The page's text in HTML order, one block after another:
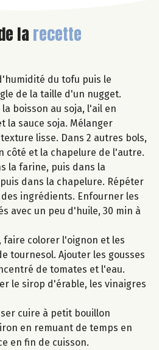
larecette
du tofu puis le
de la taille d'un nugget.
boisson au soja, l'ail en
la sauce soja. Mélanger
lisse. Dans 2 autres bols,
côté et la chapelure de l'autre.
la farine, puis dans la
dans la chapelure. Répéter
ingrédients. Enfourner les
avec un peu d'huile, 30 min à
faire colorer l'oignon et les
tournesol. Ajouter les gousses
de tomates et l'eau.
le sirop d'érable, les vinaigres
cuire à petit bouillon
en remuant de temps en
en fin de cuisson.